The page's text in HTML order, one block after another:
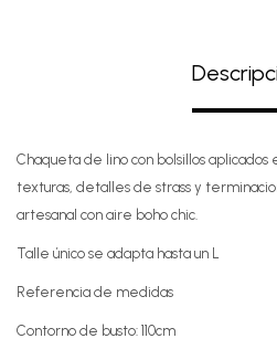
Chaqueta de lino con bolsillos aplicados
texturas, detalles de strass y
artesanal con aire boho chic.
Talle único se adapta hasta un L
Referencia de medidas
Contorno de busto: 110cm